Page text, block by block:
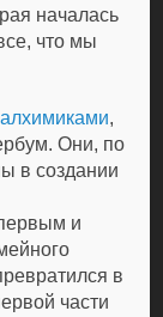
началась
что мы
алхимиками,
Они, по
в создании
и
в
части